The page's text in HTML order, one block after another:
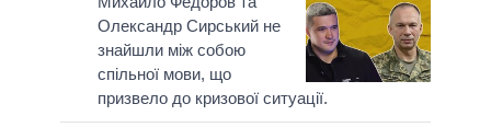
Олександр Сирський не
знайшли між собою
спільної мови, що
призвело до кризової ситуації.